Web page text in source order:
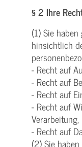
§ 2 Ihre
(1) Sie
hinsichtlich
- Recht auf
- Recht auf
- Recht auf
- Recht auf
Verarbeitung,
- Recht auf
(2) Sie